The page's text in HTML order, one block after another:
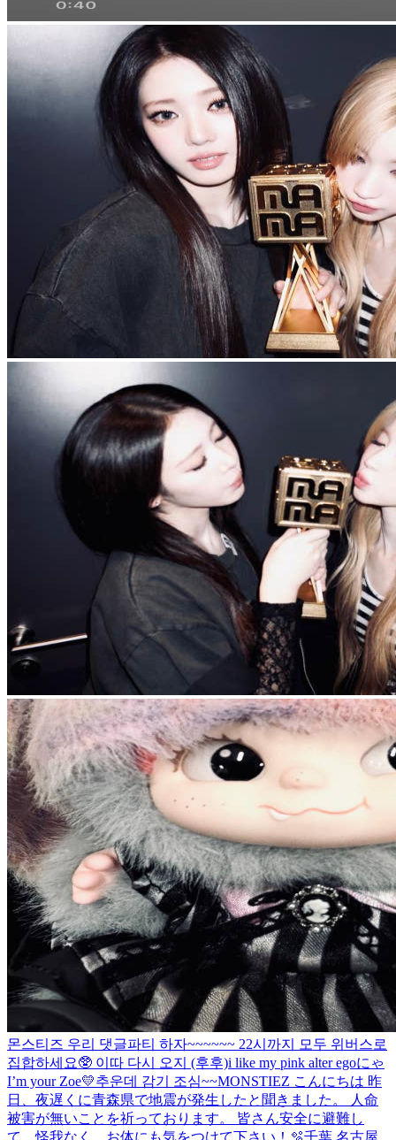
몬스티즈 우리 댓글파티 하자~~~~~~ 22시까지 모두 위버스로
집합하세요🥸 이따 다시 오지 (후후)i like my pink alter egoにゃ
I’m your Zoe💛추운데 감기 조심~~MONSTIEZ こんにちは 昨
日、夜遅くに青森県で地震が発生したと聞きました。 人命
被害が無いことを祈っております。 皆さん安全に避難し
て、怪我なく、お体にも気をつけて下さい！ 🫧千葉 名古屋